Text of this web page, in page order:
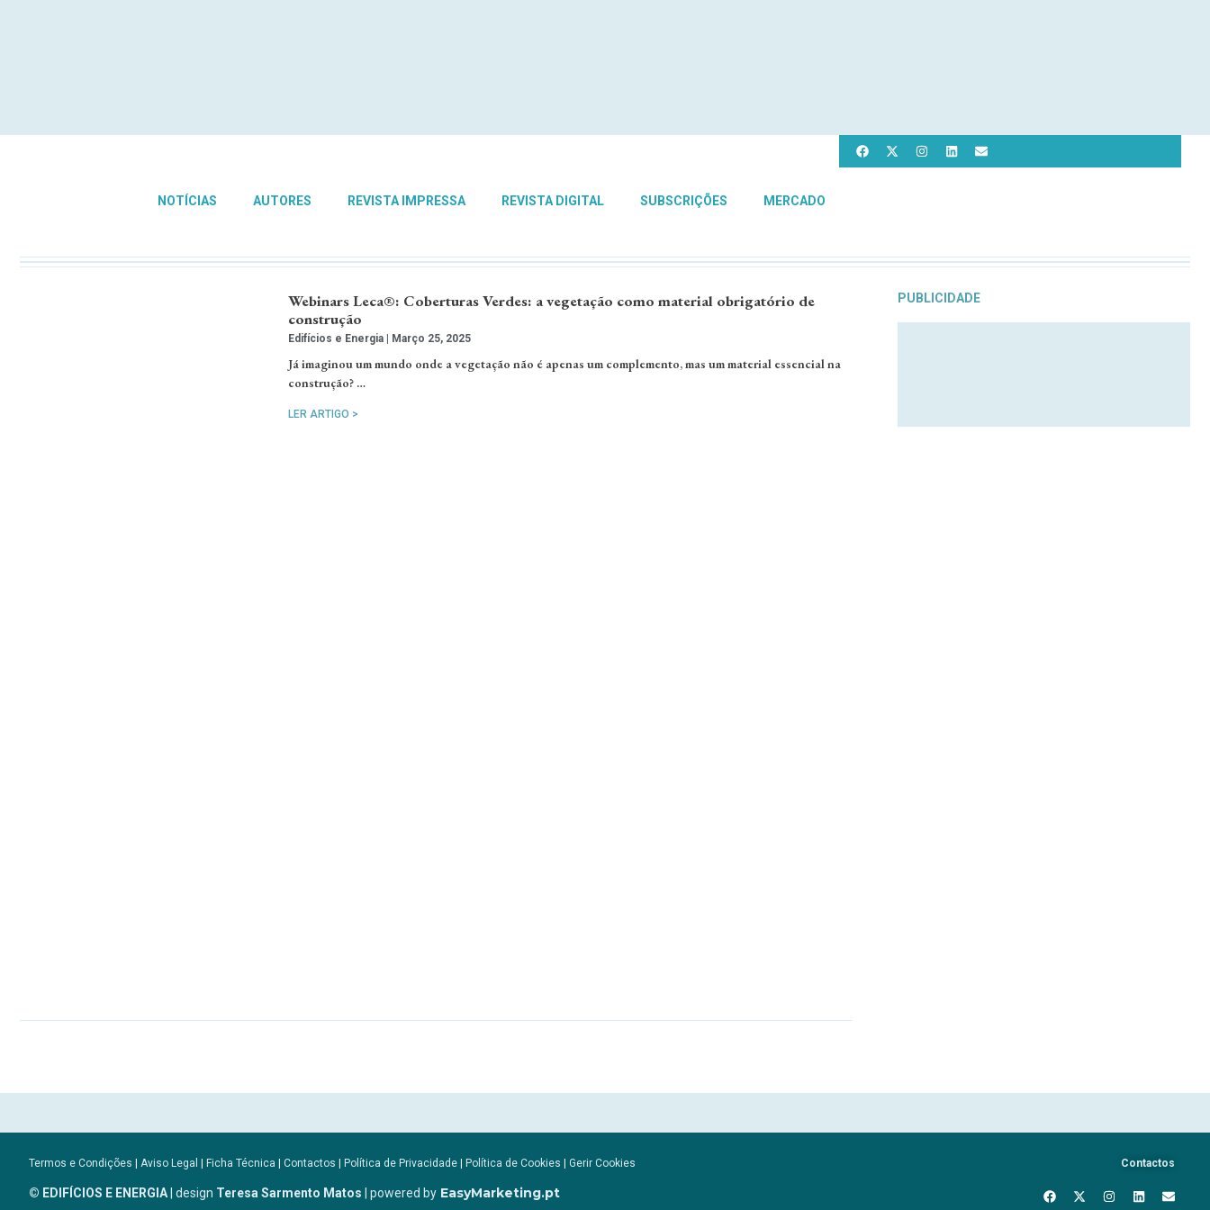
NOTÍCIAS AUTORES REVISTA IMPRESSA REVISTA DIGITAL SUBSCRIÇÕES MERCADO
Webinars Leca®: Coberturas Verdes: a vegetação como material obrigatório de
construção
Edifícios e Energia Março 25, 2025
Já imaginou um mundo onde a vegetação não é apenas um complemento, mas um material essencial na
construção? …
LER ARTIGO >
PUBLICIDADE
Termos e Condições | Aviso Legal | Ficha Técnica | Contactos | Política de Privacidade | Política de Cookies | Gerir Cookies
© EDIFÍCIOS E ENERGIA| design Teresa Sarmento Matos | powered by EasyMarketing.pt
Contactos